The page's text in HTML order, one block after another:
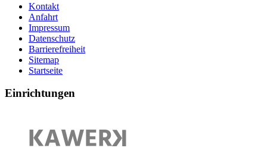
Kontakt
Anfahrt
Impressum
Datenschutz
Barrierefreiheit
Sitemap
Startseite
Einrichtungen